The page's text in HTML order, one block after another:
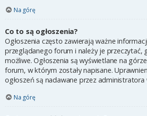
Na górę
Co to są ogłoszenia?
Ogłoszenia często zawierają ważne
przeglądanego forum i należy je przeczytać,
możliwe. Ogłoszenia są wyświetlane na
forum, w którym zostały napisane.
ogłoszeń są nadawane przez administratora
Na górę